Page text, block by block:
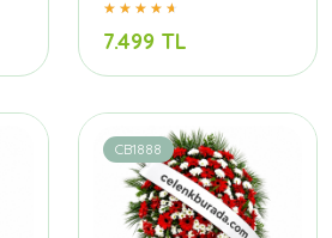
7.499 TL
CB1888